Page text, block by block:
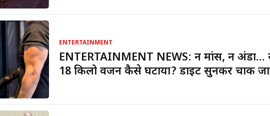
ENTERTAINMENT
ENTERTAINMENT NEWS: न मांस, न अंडा…
18 किलो वजन कैसे घटाया? डाइट सुनकर चौंक